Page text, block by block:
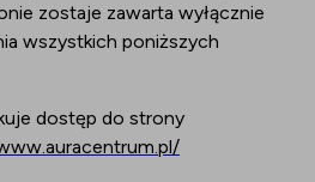
zostaje zawarta wyłącznie
wszystkich poniższych
dostęp do strony